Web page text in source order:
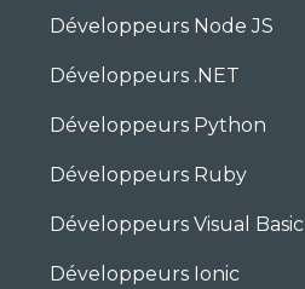
Développeurs Node JS
Développeurs .NET
Développeurs Python
Développeurs Ruby
Développeurs Visual Basic
Développeurs Ionic